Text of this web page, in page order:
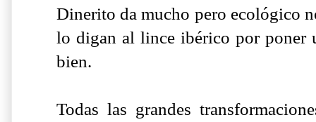
Dinerito da mucho pero ecológico
lo digan al lince ibérico por poner
bien.
Todas las grandes